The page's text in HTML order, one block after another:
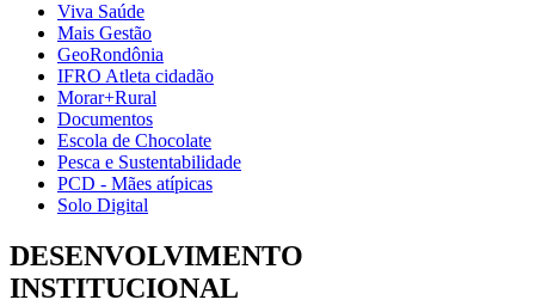
Viva Saúde
Mais Gestão
GeoRondônia
IFRO Atleta cidadão
Morar+Rural
Documentos
Escola de Chocolate
Pesca e Sustentabilidade
PCD - Mães atípicas
Solo Digital
DESENVOLVIMENTO
INSTITUCIONAL